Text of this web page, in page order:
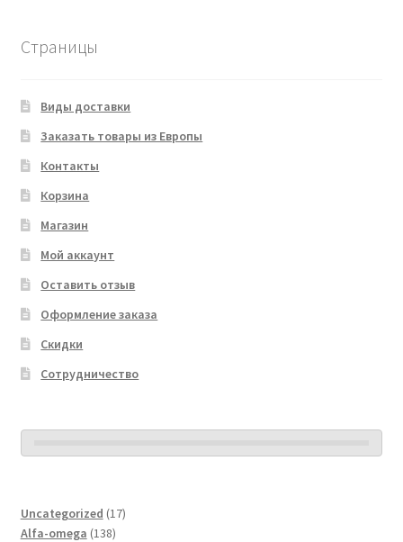
Страницы
Виды доставки
Заказать товары из Европы
Контакты
Корзина
Магазин
Мой аккаунт
Оставить отзыв
Оформление заказа
Скидки
Сотрудничество
Uncategorized 1717
Alfa-omega 138138